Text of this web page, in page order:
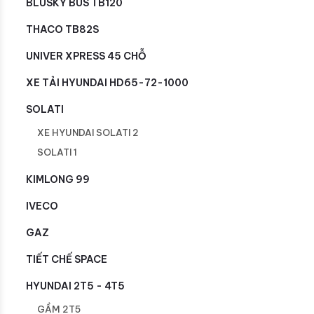
BLUSKY BUS TB120
THACO TB82S
UNIVER XPRESS 45 CHỖ
XE TẢI HYUNDAI HD65-72-1000
SOLATI
XE HYUNDAI SOLATI 2
SOLATI 1
KIMLONG 99
IVECO
GAZ
TIẾT CHẾ SPACE
HYUNDAI 2T5 - 4T5
GẦM 2T5